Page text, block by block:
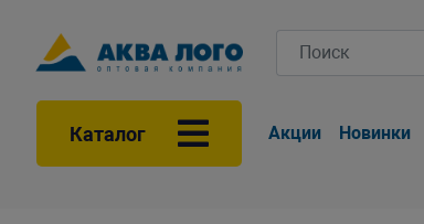
Каталог Акции Новинки